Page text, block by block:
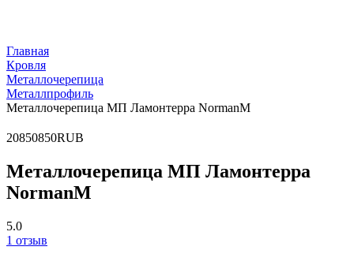
Главная
Кровля
Металлочерепица
Металлпрофиль
Металлочерепица МП Ламонтерра NormanM
20850850RUB
Металлочерепица МП Ламонтерра
NormanM
5.0
1 отзыв